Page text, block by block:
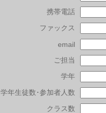
携帯電話
ファックス
email
ご担当
学年
学年生徒数･参加者人数
クラス数